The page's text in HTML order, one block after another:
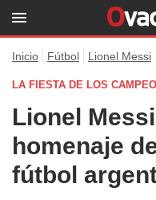
Inicio Fútbol Lionel Messi
LA FIESTA DE LOS
Lionel
homenaje
fútbol